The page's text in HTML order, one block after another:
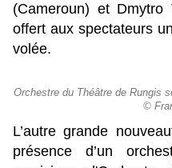
(Cameroun) et
offert aux spectateurs
volée.
Orchestre du Théâtre de Rungis
©
L’autre grande
présence d’un